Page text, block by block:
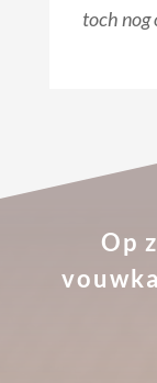
toch nog
Op